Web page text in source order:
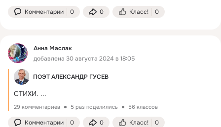
Комментарии 0 0 Класс! 0
Анна Маслак
добавлена 30 августа 2024 в 18:05
ПОЭТ АЛЕКСАНДР ГУСЕВ
СТИХИ. ...
29 комментариев 5 раз поделились 56 классов
Комментарии 0 0 Класс! 0